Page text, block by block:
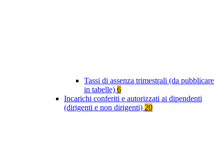
Tassi di assenza trimestrali (da pubblicare
in tabelle) 6
Incarichi conferiti e autorizzati ai dipendenti
(dirigenti e non dirigenti) 20